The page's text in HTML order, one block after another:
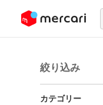
ツにスキップ
絞り込み
カテゴリー